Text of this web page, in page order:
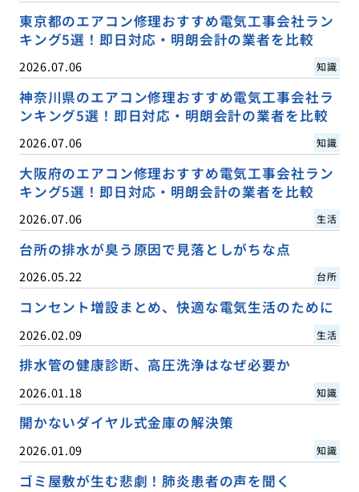
東京都のエアコン修理おすすめ電気工事会社ラン
キング5選！即日対応・明朗会計の業者を比較
2026.07.06 知識
神奈川県のエアコン修理おすすめ電気工事会社ラ
ンキング5選！即日対応・明朗会計の業者を比較
2026.07.06 知識
大阪府のエアコン修理おすすめ電気工事会社ラン
キング5選！即日対応・明朗会計の業者を比較
2026.07.06 生活
台所の排水が臭う原因で見落としがちな点
2026.05.22 台所
コンセント増設まとめ、快適な電気生活のために
2026.02.09 生活
排水管の健康診断、高圧洗浄はなぜ必要か
2026.01.18 知識
開かないダイヤル式金庫の解決策
2026.01.09 知識
ゴミ屋敷が生む悲劇！肺炎患者の声を聞く